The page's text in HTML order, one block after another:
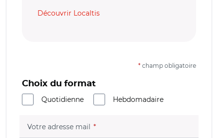
Découvrir Localtis
* champ obligatoire
Choix du format
Quotidienne
Hebdomadaire
Votre adresse mail (champ obligatoire)